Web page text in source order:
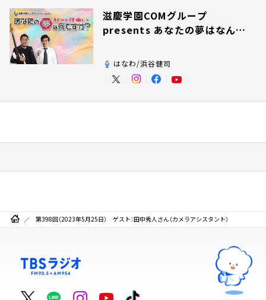
滋慶学園COMグループ
presents あなたの夢はなんで
はなわ/浜谷健司
第398回（2023年5月25日） ゲスト：田中秀人さん（カメラアシスタント）